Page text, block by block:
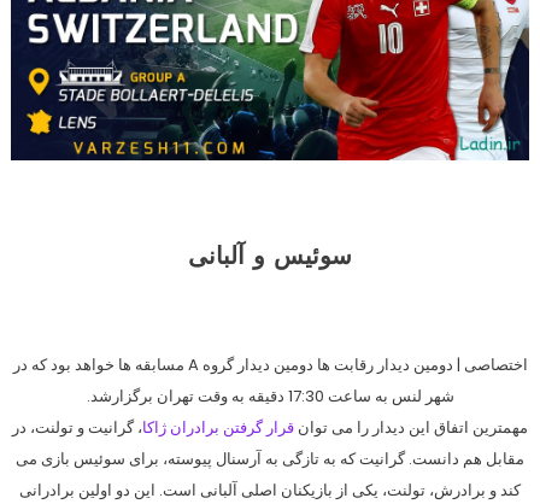
سوئیس و آلبانی
اختصاصی | دومین دیدار رقابت ها دومین دیدار گروه A مسابقه ها خواهد بود که در
شهر لنس به ساعت 17:30 دقیقه به وقت تهران برگزارشد.
مهمترین اتفاق این دیدار را می توان قرار گرفتن برادران ژاکا، گرانیت و ‏تولنت، در
مقابل هم دانست. گرانیت که به تازگی به آرسنال پیوسته، برای سوئیس بازی می
کند و ‏برادرش، تولنت، یکی از بازیکنان اصلی آلبانی است. این دو اولین برادرانی